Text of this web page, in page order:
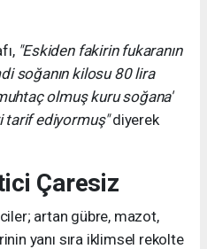
"Eskiden fakirin fukaranın
soğanın kilosu 80 lira
olmuş kuru soğana'
tarif ediyormuş"diyerek
Çaresiz
artan gübre, mazot,
yanı sıra iklimsel rekolte